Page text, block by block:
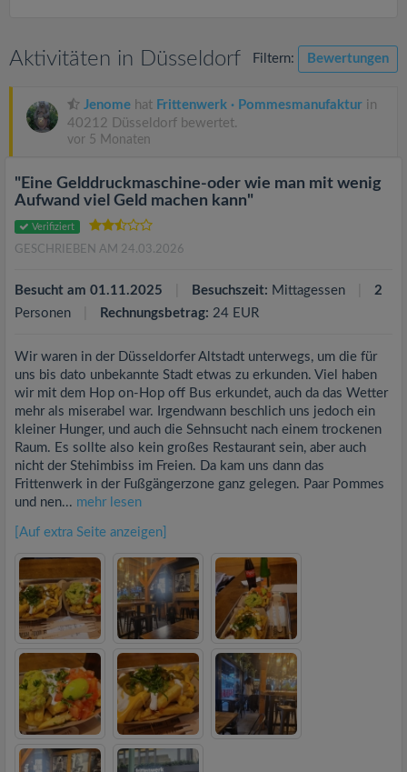
Aktivitäten in Düsseldorf Filtern: Bewertungen
Jenome hat Frittenwerk · Pommesmanufaktur in
40212 Düsseldorf bewertet.
vor 5 Monaten
"Eine Gelddruckmaschine-oder wie man mit wenig
Aufwand viel Geld machen kann"
Verifiziert
GESCHRIEBEN AM 24.03.2026
Besucht am 01.11.2025 Besuchszeit: Mittagessen
2
Personen
Rechnungsbetrag: 24 EUR
Wir waren in der Düsseldorfer Altstadt unterwegs, um die für
uns bis dato unbekannte Stadt etwas zu erkunden. Viel haben
wir mit dem Hop on-Hop off Bus erkundet, auch da das Wetter
mehr als miserabel war. Irgendwann beschlich uns jedoch ein
kleiner Hunger, und auch die Sehnsucht nach einem trockenen
Raum. Es sollte also kein großes Restaurant sein, aber auch
nicht der Stehimbiss im Freien. Da kam uns dann das
Frittenwerk in der Fußgängerzone ganz gelegen. Paar Pommes
und nen... mehr lesen
[Auf extra Seite anzeigen]